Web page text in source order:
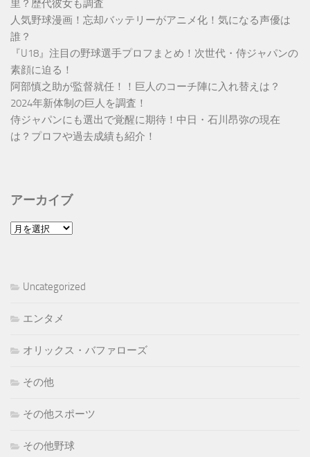
里？歴代彼女も調査
人気野球漫画！忘却バッテリーがアニメ化！気になる声優は
誰？
『U18』注目の野球選手プロフまとめ！次世代・侍ジャパンの
素顔に迫る！
阿部慎之助が監督就任！！巨人のコーチ陣に入れ替えは？
2024年新体制の巨人を調査！
侍ジャパンにも選出で覚醒に期待！中日・石川昂弥の現在
は？プロフや過去成績も紹介！
アーカイブ
ア
ブ
Uncategorized
エンタメ
オリックス・バファローズ
その他
その他スポーツ
その他野球